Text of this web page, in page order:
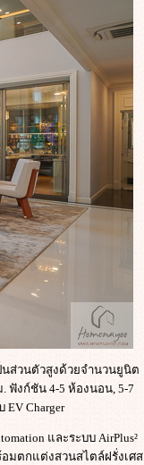
นส่วนตัวสูงด้วยจำนวนยูนิต
ฟังก์ชัน 4-5 ห้องนอน, 5-7
Charger
และระบบ AirPlus²
มตกแต่งสวนสไตล์ฝรั่งเศส